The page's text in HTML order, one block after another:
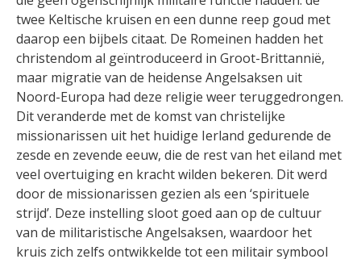
twee Keltische kruisen en een dunne reep goud met
daarop een bijbels citaat. De Romeinen hadden het
christendom al geïntroduceerd in Groot-Brittannië,
maar migratie van de heidense Angelsaksen uit
Noord-Europa had deze religie weer teruggedrongen.
Dit veranderde met de komst van christelijke
missionarissen uit het huidige Ierland gedurende de
zesde en zevende eeuw, die de rest van het eiland met
veel overtuiging en kracht wilden bekeren. Dit werd
door de missionarissen gezien als een ‘spirituele
strijd’. Deze instelling sloot goed aan op de cultuur
van de militaristische Angelsaksen, waardoor het
kruis zich zelfs ontwikkelde tot een militair symbool